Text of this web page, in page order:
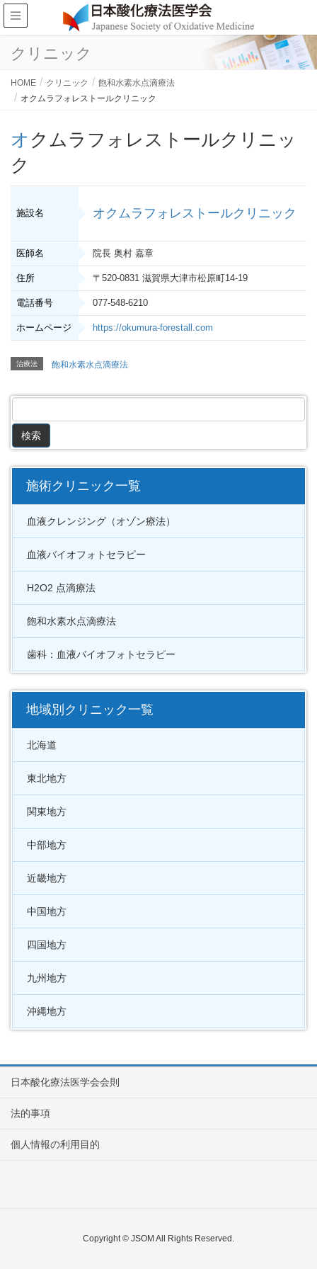
クリニック
HOME クリニック
飽和水素水点滴療法
オクムラフォレストールクリニック
オクムラフォレストールクリニッ
ク
施設名 オクムラフォレストールクリニック
医師名 院長 奥村 嘉章
住所 〒520-0831 滋賀県大津市松原町14-19
電話番号 077-548-6210
ホームページ https://okumura-forestall.com
治療法 飽和水素水点滴療法
施術クリニック一覧
血液クレンジング（オゾン療法）
血液バイオフォトセラピー
H2O2 点滴療法
飽和水素水点滴療法
歯科：血液バイオフォトセラピー
地域別クリニック一覧
北海道
東北地方
関東地方
中部地方
近畿地方
中国地方
四国地方
九州地方
沖縄地方
日本酸化療法医学会会則
法的事項
個人情報の利用目的
Copyright © JSOM All Rights Reserved.